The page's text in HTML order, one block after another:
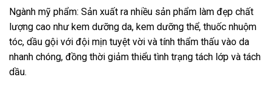
Ngành mỹ phẩm: Sản xuất ra nhiều sản phẩm làm đẹp chất
lượng cao như kem dưỡng da, kem dưỡng thể, thuốc nhuộm
tóc, dầu gội với đội mịn tuyệt vời và tính thẩm thấu vào da
nhanh chóng, đồng thời giảm thiểu tình trạng tách lớp và tách
dầu.